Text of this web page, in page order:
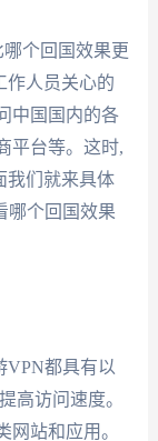
个回国效果更
作人员关心的
中国国内的各
平台等。这时,
我们就来具体
哪个回国效果
VPN都具有以
高访问速度。
网站和应用。